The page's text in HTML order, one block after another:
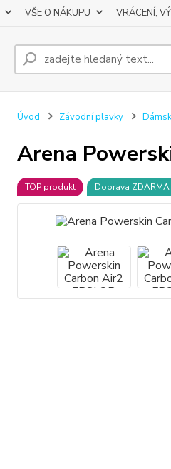
VŠE O NÁKUPU VRÁCENÍ,
Úvod Závodní plavky
Arena
TOP produkt Doprava ZDARMA